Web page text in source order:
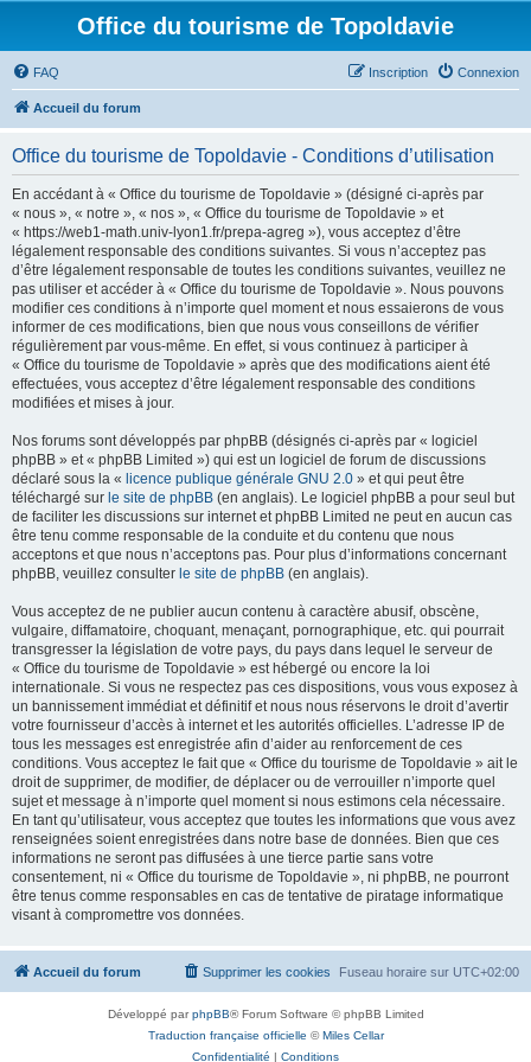
Office du tourisme de Topoldavie
FAQ Connexion
Inscription
Accueil du forum
Office du tourisme de Topoldavie - Conditions d’utilisation
En accédant à « Office du tourisme de Topoldavie » (désigné ci-après par
« nous », « notre », « nos », « Office du tourisme de Topoldavie » et
« https://web1-math.univ-lyon1.fr/prepa-agreg »), vous acceptez d’être
légalement responsable des conditions suivantes. Si vous n’acceptez pas
d’être légalement responsable de toutes les conditions suivantes, veuillez ne
pas utiliser et accéder à « Office du tourisme de Topoldavie ». Nous pouvons
modifier ces conditions à n’importe quel moment et nous essaierons de vous
informer de ces modifications, bien que nous vous conseillons de vérifier
régulièrement par vous-même. En effet, si vous continuez à participer à
« Office du tourisme de Topoldavie » après que des modifications aient été
effectuées, vous acceptez d’être légalement responsable des conditions
modifiées et mises à jour.
Nos forums sont développés par phpBB (désignés ci-après par « logiciel
phpBB » et « phpBB Limited ») qui est un logiciel de forum de discussions
déclaré sous la « licence publique générale GNU 2.0 » et qui peut être
téléchargé sur le site de phpBB (en anglais). Le logiciel phpBB a pour seul but
de faciliter les discussions sur internet et phpBB Limited ne peut en aucun cas
être tenu comme responsable de la conduite et du contenu que nous
acceptons et que nous n’acceptons pas. Pour plus d’informations concernant
phpBB, veuillez consulter le site de phpBB (en anglais).
Vous acceptez de ne publier aucun contenu à caractère abusif, obscène,
vulgaire, diffamatoire, choquant, menaçant, pornographique, etc. qui pourrait
transgresser la législation de votre pays, du pays dans lequel le serveur de
« Office du tourisme de Topoldavie » est hébergé ou encore la loi
internationale. Si vous ne respectez pas ces dispositions, vous vous exposez à
un bannissement immédiat et définitif et nous nous réservons le droit d’avertir
votre fournisseur d’accès à internet et les autorités officielles. L’adresse IP de
tous les messages est enregistrée afin d’aider au renforcement de ces
conditions. Vous acceptez le fait que « Office du tourisme de Topoldavie » ait le
droit de supprimer, de modifier, de déplacer ou de verrouiller n’importe quel
sujet et message à n’importe quel moment si nous estimons cela nécessaire.
En tant qu’utilisateur, vous acceptez que toutes les informations que vous avez
renseignées soient enregistrées dans notre base de données. Bien que ces
informations ne seront pas diffusées à une tierce partie sans votre
consentement, ni « Office du tourisme de Topoldavie », ni phpBB, ne pourront
être tenus comme responsables en cas de tentative de piratage informatique
visant à compromettre vos données.
Accueil du forum Fuseau horaire sur UTC+02:00
Supprimer les cookies
Développé parphpBB® Forum Software © phpBB Limited
Traduction française officielle ©Miles Cellar
Confidentialité | Conditions